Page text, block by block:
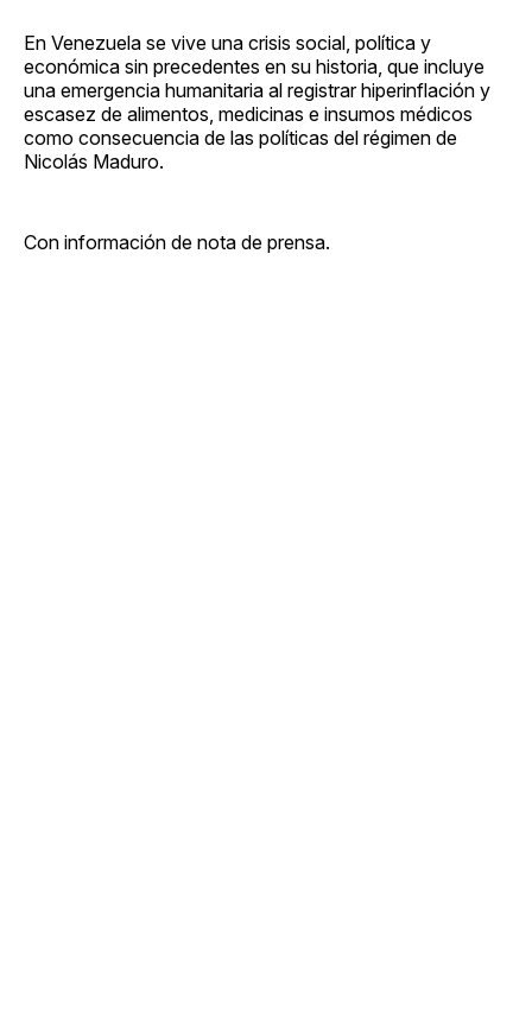
En Venezuela se vive una crisis social, política y
económica sin precedentes en su historia, que incluye
una emergencia humanitaria al registrar hiperinflación y
escasez de alimentos, medicinas e insumos médicos
como consecuencia de las políticas del régimen de
Nicolás Maduro.
Con información de nota de prensa.